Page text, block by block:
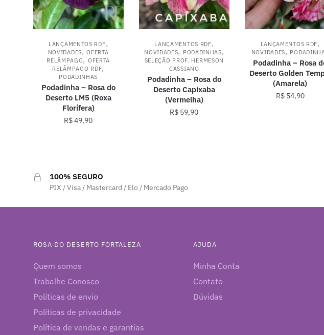
LANÇAMENTOS RDF,
NOVIDADES,OFERTA
RELÂMPAGO, OFERTA
RELÂMPAGO RDF,
PODADINHAS
Podadinha – Rosa do
Deserto LM5 (Roxa
Florífera)
R$49,90
LANÇAMENTOS RDF,
NOVIDADES, PODADINHAS,
SELEÇÃO PROF. HERMESON
CASSIANO
Podadinha – Rosa do
Deserto Capixaba
(Vermelha)
R$ 59,90
LANÇAMENTOS RDF,
NOVIDADES,
Podadinha – Rosa
Deserto Golden
(Amarela)
R$54,90
100% SEGURO
PIX / Visa / Mastercard / Elo / Mercado Pago
ROSA DO DESERTO FORTALEZA
Quem somos
Trabalhe Conosco
Políticas de envio
Políticas de privacidade
Política de vendas e garantias
AJUDA
Minha Conta
Contato
Dúvidas